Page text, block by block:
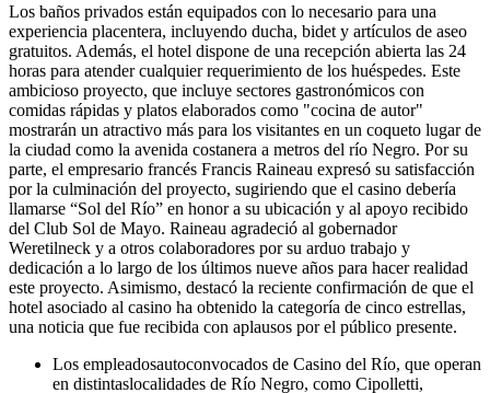
Los baños privados están equipados con lo necesario para una
experiencia placentera, incluyendo ducha, bidet y artículos de aseo
gratuitos. Además, el hotel dispone de una recepción abierta las 24
horas para atender cualquier requerimiento de los huéspedes. Este
ambicioso proyecto, que incluye sectores gastronómicos con
comidas rápidas y platos elaborados como "cocina de autor"
mostrarán un atractivo más para los visitantes en un coqueto lugar de
la ciudad como la avenida costanera a metros del río Negro. Por su
parte, el empresario francés Francis Raineau expresó su satisfacción
por la culminación del proyecto, sugiriendo que el casino debería
llamarse “Sol del Río” en honor a su ubicación y al apoyo recibido
del Club Sol de Mayo. Raineau agradeció al gobernador
Weretilneck y a otros colaboradores por su arduo trabajo y
dedicación a lo largo de los últimos nueve años para hacer realidad
este proyecto. Asimismo, destacó la reciente confirmación de que el
hotel asociado al casino ha obtenido la categoría de cinco estrellas,
una noticia que fue recibida con aplausos por el público presente.
Los empleadosautoconvocados de Casino del Río, que operan
en distintaslocalidades de Río Negro, como Cipolletti,